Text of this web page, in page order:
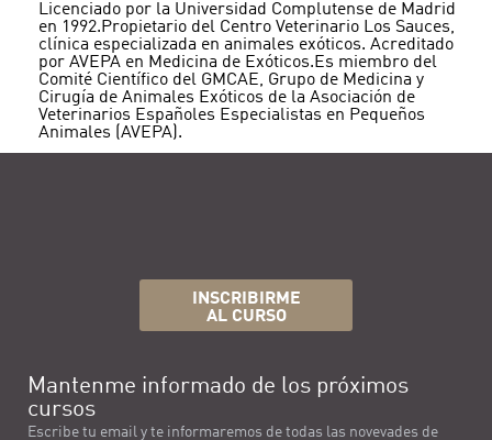
Licenciado por la Universidad Complutense de Madrid
en 1992.Propietario del Centro Veterinario Los Sauces,
clínica especializada en animales exóticos. Acreditado
por AVEPA en Medicina de Exóticos.Es miembro del
Comité Científico del GMCAE, Grupo de Medicina y
Cirugía de Animales Exóticos de la Asociación de
Veterinarios Españoles Especialistas en Pequeños
Animales (AVEPA).
INSCRIBIRME
AL CURSO
Mantenme informado de los próximos
cursos
Escribe tu email y te informaremos de todas las novevades de